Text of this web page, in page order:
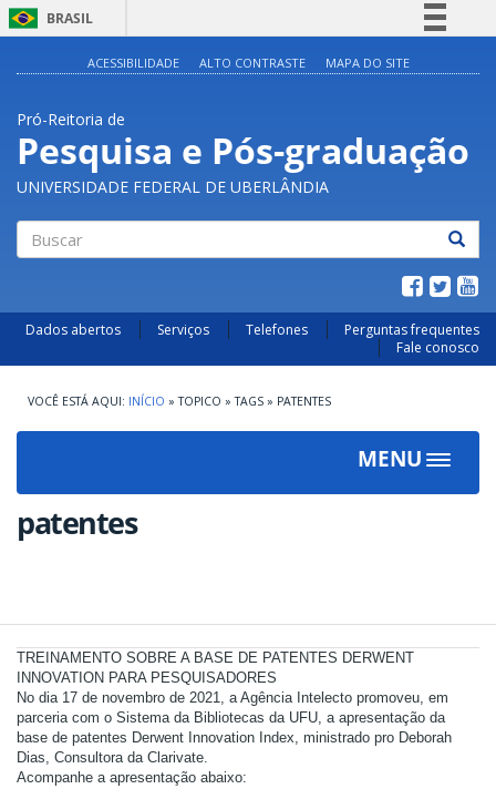
BRASIL
Acesso à informação
Legislação
Canais
ACESSIBILIDADE ALTO CONTRASTE MAPA DO SITE
Pró-Reitoria de
Pesquisa e Pós-graduação
UNIVERSIDADE FEDERAL DE UBERLÂNDIA
Dados abertos Serviços Telefones
Perguntas frequentes
Fale conosco
INÍCIO » TOPICO » TAGS » PATENTES
MENU
Toggle
patentes
TREINAMENTO SOBRE A BASE DE PATENTES DERWENT
INNOVATION PARA PESQUISADORES
No dia 17 de novembro de 2021, a Agência Intelecto promoveu, em
parceria com o Sistema da Bibliotecas da UFU, a apresentação da
base de patentes Derwent Innovation Index, ministrado pro Deborah
Dias, Consultora da Clarivate.
Acompanhe a apresentação abaixo: